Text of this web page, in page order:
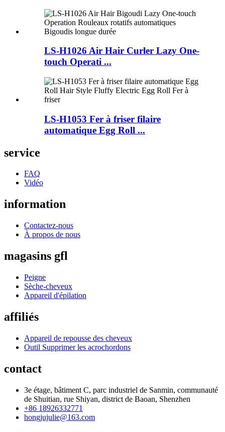
LS-H1026 Air Hair Curler Lazy One-
touch Operati ...
LS-H1053 Fer à friser filaire
automatique Egg Roll ...
service
FAQ
Vidéo
information
Contactez-nous
À propos de nous
magasins gfl
Peigne
Sèche-cheveux
Appareil d'épilation
affiliés
Appareil de repousse des cheveux
Outil Supprimer les acrochordons
contact
3e étage, bâtiment C, parc industriel de Sanmin, communauté
de Shuitian, rue Shiyan, district de Baoan, Shenzhen
+86 18926332771
hongjujulie@163.com